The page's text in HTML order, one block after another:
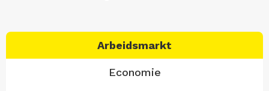
Arbeidsmarkt
Economie